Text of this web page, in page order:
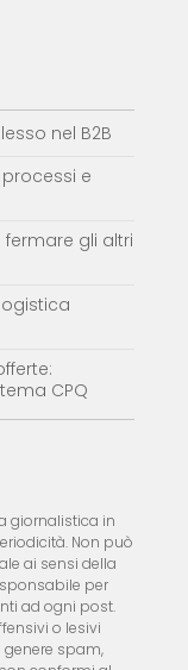
nel B2B
e
fermare gli altri
CPQ
giornalistica in
Non può
ai sensi della
per
ad ogni post.
o lesivi
genere spam,